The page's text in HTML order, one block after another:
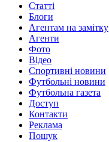
Статті
Блоги
Агентам на замітку
Агенти
Фото
Відео
Спортивні новини
Футбольні новини
Футбольна газета
Доступ
Контакти
Реклама
Пошук